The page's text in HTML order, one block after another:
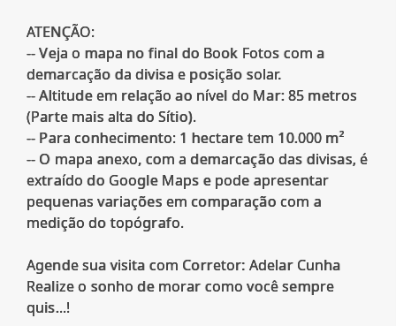
ATENÇÃO:
-- Veja o mapa no final do Book Fotos com a
demarcação da divisa e posição solar.
-- Altitude em relação ao nível do Mar: 85 metros
(Parte mais alta do Sítio).
-- Para conhecimento: 1 hectare tem 10.000 m²
-- O mapa anexo, com a demarcação das divisas, é
extraído do Google Maps e pode apresentar
pequenas variações em comparação com a
medição do topógrafo.
Agende sua visita com Corretor: Adelar Cunha
Realize o sonho de morar como você sempre
quis...!